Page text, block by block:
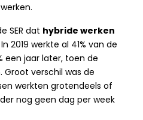
SER dat hybride werken
In 2019 werkte al 41% van de
een jaar later, toen de
verschil was de
werkten grotendeels of
nog geen dag per week